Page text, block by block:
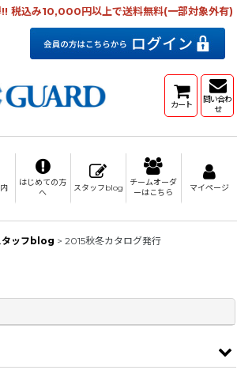
!! 税込み10,000円以上で送料無料(一部対象外有)
カート
問い合わ
せ
はじめての方
へ
スタッフblog
チームオーダ
ーはこちら
マイページ
タッフblog > 2015秋冬カタログ発行